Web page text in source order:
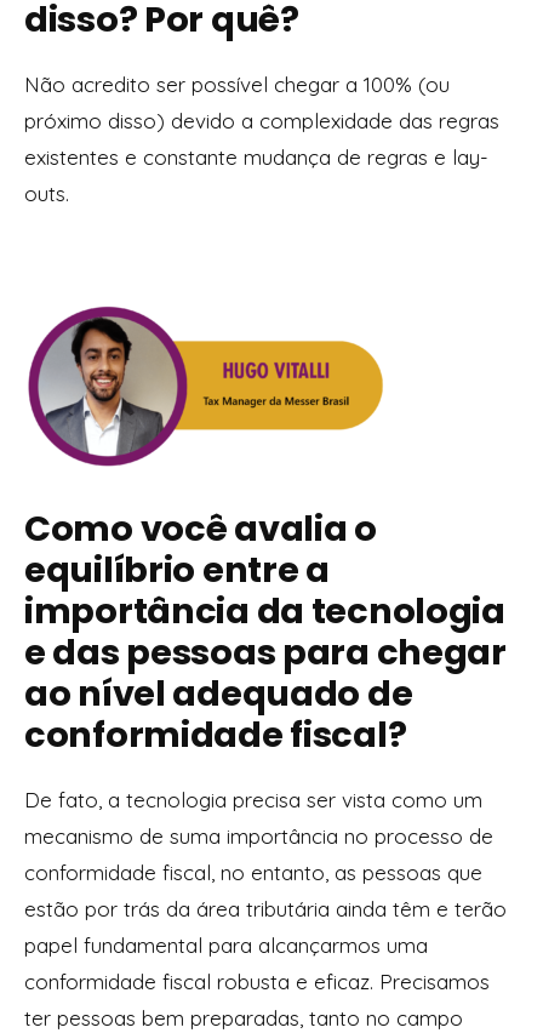
disso? Por quê?
Não acredito ser possível chegar a 100% (ou
próximo disso) devido a complexidade das regras
existentes e constante mudança de regras e lay-
outs.
Como você avalia o
equilíbrio entre a
importância da tecnologia
e das pessoas para chegar
ao nível adequado de
conformidade fiscal?
De fato, a tecnologia precisa ser vista como um
mecanismo de suma importância no processo de
conformidade fiscal, no entanto, as pessoas que
estão por trás da área tributária ainda têm e terão
papel fundamental para alcançarmos uma
conformidade fiscal robusta e eficaz. Precisamos
ter pessoas bem preparadas, tanto no campo